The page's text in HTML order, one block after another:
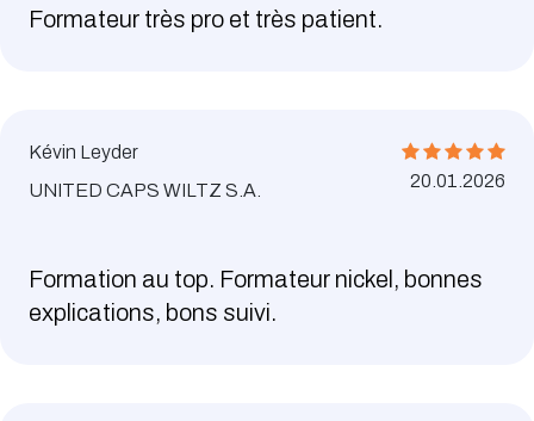
Formateur très pro et très patient.
Kévin Leyder
UNITED CAPS WILTZ S.A.
20.01.2026
Formation au top. Formateur nickel, bonnes
explications, bons suivi.